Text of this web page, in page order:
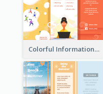
Colorful Informational Tri Fold Brochure